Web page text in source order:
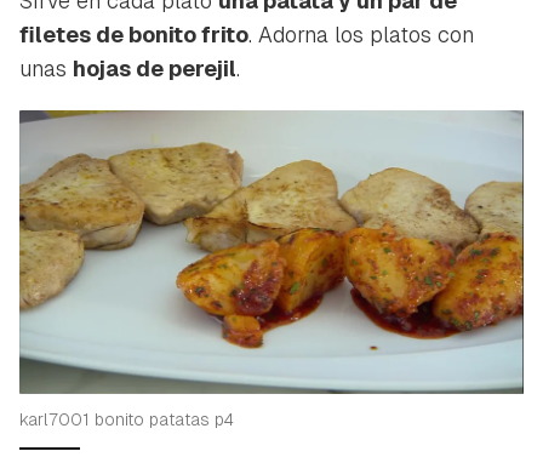
filetes de bonito frito. Adorna los platos con
unas hojas de perejil.
karl7001 bonito patatas p4